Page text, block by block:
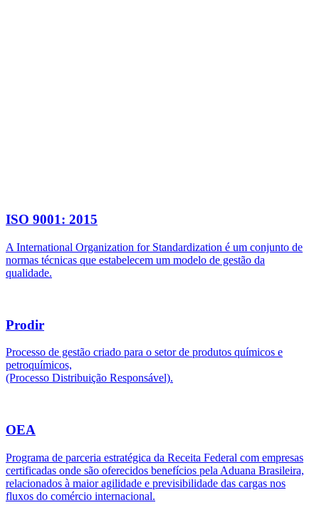
ISO 9001: 2015
A International Organization for Standardization é um conjunto de
normas técnicas que estabelecem um modelo de gestão da
qualidade.
Prodir
Processo de gestão criado para o setor de produtos químicos e
petroquímicos,
(Processo Distribuição Responsável).
OEA
Programa de parceria estratégica da Receita Federal com empresas
certificadas onde são oferecidos benefícios pela Aduana Brasileira,
relacionados à maior agilidade e previsibilidade das cargas nos
fluxos do comércio internacional.